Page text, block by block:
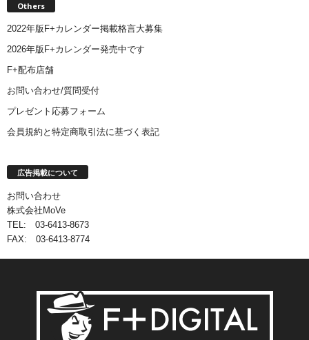
Others
2022年版F+カレンダー掲載格言大募集
2026年版F+カレンダー発売中です
F+配布店舗
お問い合わせ/質問受付
プレゼント応募フォーム
会員規約と特定商取引法に基づく表記
広告掲載について
お問い合わせ
株式会社MoVe
TEL: 03-6413-8673
FAX: 03-6413-8774